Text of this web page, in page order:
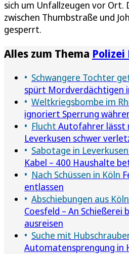
sich um Unfallzeugen vor Ort.
zwischen Thumbstraße und
gesperrt.
Alles zum Thema Polizei
Schwangere Tochter
spürt Mordverdächtigen
Weltkriegsbombe im
ignoriert Sperrung
Flucht Autofahrer lässt
Leverkusen schwer
Sabotage in Leverkusen
Kabel – 400 Haushalte
Nach Schüssen in Köln
entlassen
Abschiebungen aus Köln
Coesfeld – An
ausreisen
Suche mit
Automatensprengung in